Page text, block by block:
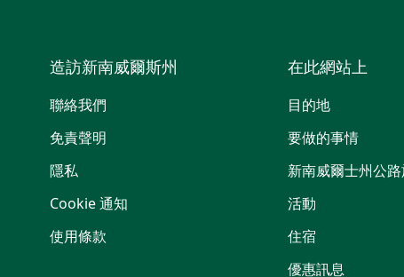
造訪新南威爾斯州
聯絡我們
免責聲明
隱私
Cookie 通知
使用條款
在此網站上
目的地
要做的事情
新南威爾士州公
活動
住宿
優惠訊息